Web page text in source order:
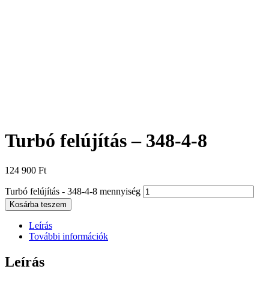
Turbó felújítás – 348-4-8
124 900 Ft
Turbó felújítás - 348-4-8 mennyiség
Kosárba teszem
Leírás
További információk
Leírás